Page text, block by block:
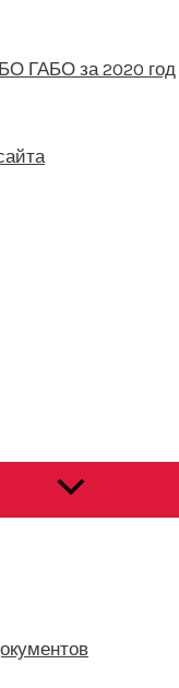
ГАБО за 2020 год